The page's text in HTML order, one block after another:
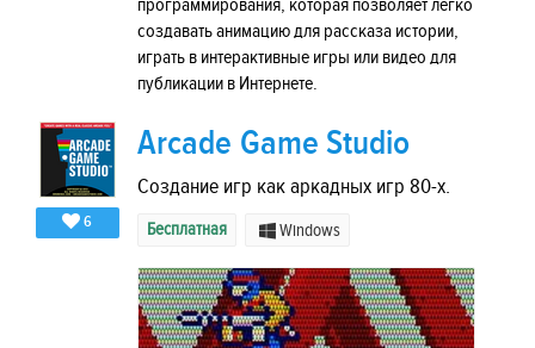
программирования, которая позволяет легко
создавать анимацию для рассказа истории,
играть в интерактивные игры или видео для
публикации в Интернете.
6
Arcade Game Studio
Создание игр как аркадных игр 80-х.
Бесплатная Windows